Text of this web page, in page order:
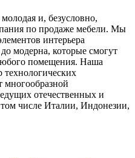
и, безусловно,
по продаже мебели. Мы
интерьера
модерна, которые смогут
помещения. Наша
многообразной
отечественных и
числе Италии, Индонезии,